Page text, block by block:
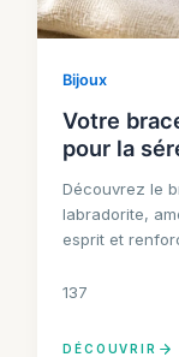
Bijoux
Votre
pour la
Découvrez le
labradorite,
esprit et
137
DÉCOUVRIR